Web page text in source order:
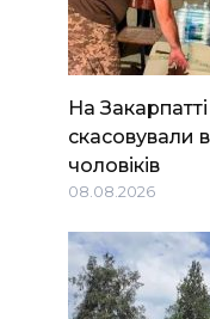
На
скасовували
чоловіків
08.08.2026